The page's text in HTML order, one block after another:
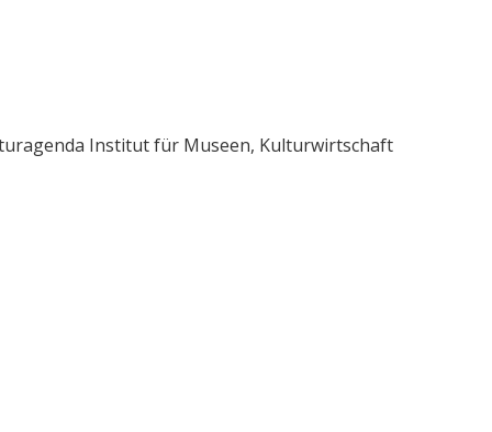
Institut für Museen, Kulturwirtschaft